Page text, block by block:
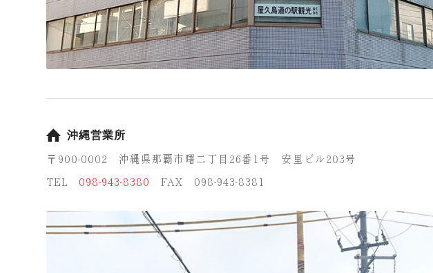
沖縄営業所
〒900-0002 沖縄県那覇市曙二丁目26番1号 安里ビル203号
TEL
098-943-8380 FAX 098-943-8381